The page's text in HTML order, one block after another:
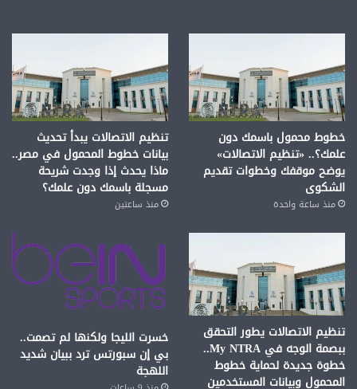
خطوط محمول باسمك دون
علمك؟.. «تنظيم الاتصالات»
يوضح موقفك وخطوات تقديم
الشكوى
منذ ساعة واحدة
تنظيم الاتصالات يبدأ تحديث
بيانات خطوط المحمول في مصر..
ماذا يحدث إذا وجدت شريحة
مسجلة باسمك دون علمك؟
منذ ساعتين
تنظيم الاتصالات يطور التحقق
ببصمة الوجه في My NTRA..
خطوة جديدة لحماية خطوط
المحمول وبيانات المستخدمين
خسرت الليجا ولكنها لم تصمت..
بي إن سبورتس ترد ببيان شديد
اللهجة